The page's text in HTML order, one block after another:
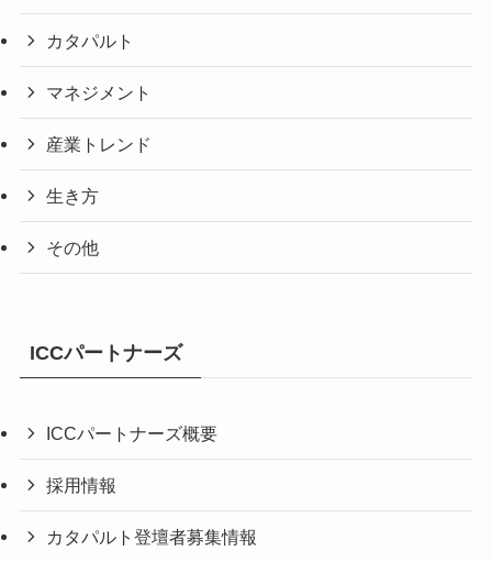
カタパルト
マネジメント
産業トレンド
生き方
その他
ICCパートナーズ
ICCパートナーズ概要
採用情報
カタパルト登壇者募集情報